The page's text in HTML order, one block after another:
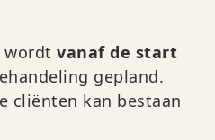
wordt vanaf de start
gepland.
cliënten kan bestaan